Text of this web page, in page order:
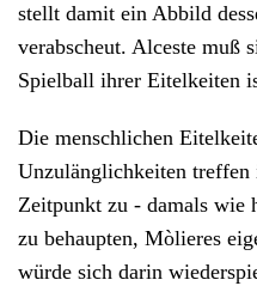
stellt damit ein Abbild
verabscheut. Alceste muß
Spielball ihrer Eitelkeiten
Die menschlichen
Unzulänglichkeiten treffen
Zeitpunkt zu - damals wie
zu behaupten, Mòlieres
würde sich darin